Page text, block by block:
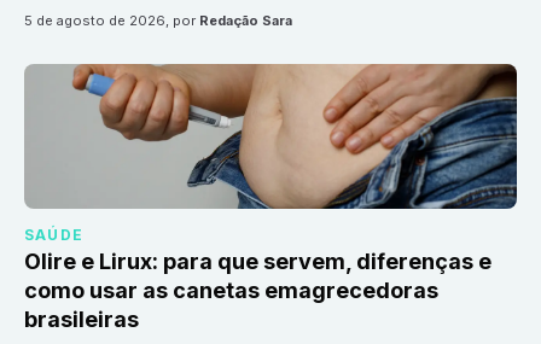
5 de agosto de 2026, por Redação Sara
SAÚDE
Olire e Lirux: para que servem, diferenças e
como usar as canetas emagrecedoras
brasileiras